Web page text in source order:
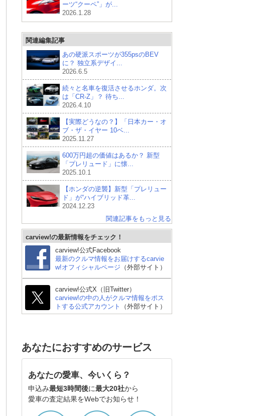
ーツ“クーペ”」が...
2026.1.28
関連編集記事
あの硬派スポーツが355psのBEV
に？ 独立系デザイ...
2026.6.5
続々と名車を復活させるホンダ。次
は「CR-Z」？ 待ち...
2026.4.10
【実際どうなの？】「日本カー・オ
ブ・ザ・イヤー 10ベ...
2025.11.27
600万円超の価値はあるか？ 新型
「プレリュード」に懐...
2025.10.1
【ホンダの逆襲】新型「プレリュー
ド」が“ハイブリッド革...
2024.12.23
関連記事をもっと見る
carview!の最新情報をチェック！
carview!公式Facebook
最新のクルマ情報をお届けするcarvie
w!オフィシャルページ （外部サイト）
carview!公式X（旧Twitter）
carview!の中の人がクルマ情報をポス
トする公式アカウント
（外部サイト）
あなたにおすすめのサービス
あなたの愛車、今いくら？
申込み最短3時間後に最大20社から
愛車の査定結果をWebでお知らせ！